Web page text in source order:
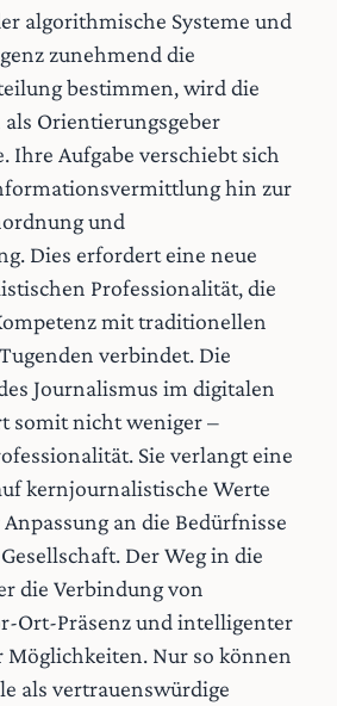
algorithmische Systeme und
zunehmend die
bestimmen, wird die
Orientierungsgeber
Ihre Aufgabe verschiebt sich
hin zur
und
Dies erfordert eine neue
Professionalität, die
mit traditionellen
verbindet. Die
Journalismus im digitalen
somit nicht weniger –
Sie verlangt eine
kernjournalistische Werte
an die Bedürfnisse
Der Weg in die
die Verbindung von
Ort-Präsenz und intelligenter
Möglichkeiten. Nur so können
als vertrauenswürdige